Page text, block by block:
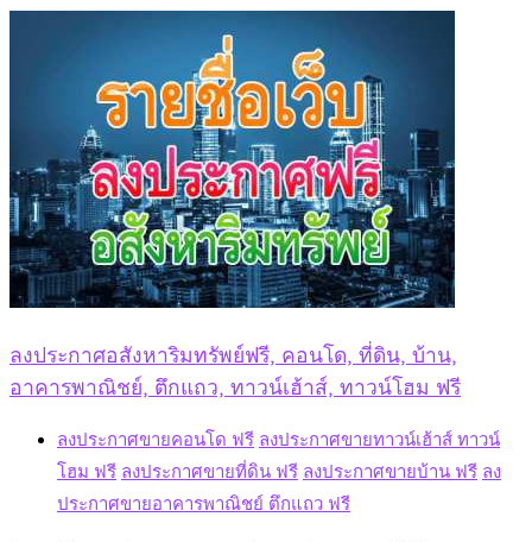
ลงประกาศอสังหาริมทรัพย์ฟรี, คอนโด, ที่ดิน, บ้าน,
อาคารพาณิชย์, ตึกแถว, ทาวน์เฮ้าส์, ทาวน์โฮม ฟรี
ลงประกาศขายคอนโด ฟรี ลงประกาศขายทาวน์เฮ้าส์ ทาวน์
โฮม ฟรี ลงประกาศขายที่ดิน ฟรี ลงประกาศขายบ้าน ฟรี ลง
ประกาศขายอาคารพาณิชย์ ตึกแถว ฟรี